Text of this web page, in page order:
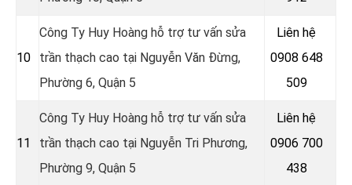
10
Công Ty Huy Hoàng hỗ trợ tư vấn sửa
trần thạch cao tại Nguyễn Văn Đừng,
Phường 6, Quận 5
Liên hệ
0908 648
509
11
Công Ty Huy Hoàng hỗ trợ tư vấn sửa
trần thạch cao tại Nguyễn Tri Phương,
Phường 9, Quận 5
Liên hệ
0906 700
438